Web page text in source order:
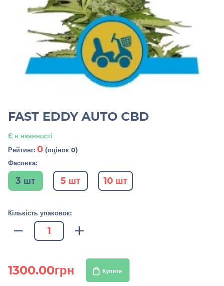
FAST EDDY AUTO CBD
Є в наявності
Рейтинг: 0 (оцінок 0)
Фасовка:
3 шт 5 шт 10 шт
Кількість упаковок:
1300.00грн Купити